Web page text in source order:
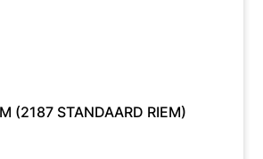
(2187 STANDAARD RIEM)